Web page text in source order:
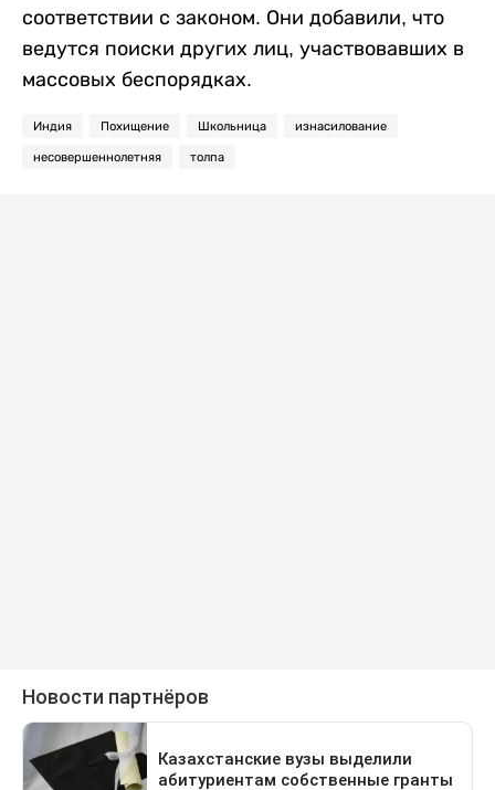
соответствии с законом. Они добавили, что
ведутся поиски других лиц, участвовавших в
массовых беспорядках.
Индия Похищение Школьница изнасилование
несовершеннолетняя толпа